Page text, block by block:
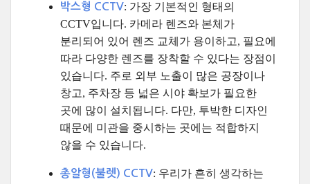
박스형 CCTV: 가장 기본적인 형태의
CCTV입니다. 카메라 렌즈와 본체가
분리되어 있어 렌즈 교체가 용이하고, 필요에
따라 다양한 렌즈를 장착할 수 있다는 장점이
있습니다. 주로 외부 노출이 많은 공장이나
창고, 주차장 등 넓은 시야 확보가 필요한
곳에 많이 설치됩니다. 다만, 투박한 디자인
때문에 미관을 중시하는 곳에는 적합하지
않을 수 있습니다.
총알형(불렛) CCTV: 우리가 흔히 생각하는